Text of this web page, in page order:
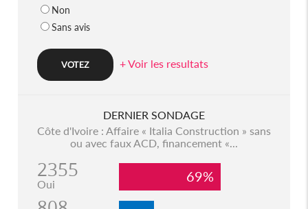
Non
Sans avis
+ Voir les resultats
DERNIER SONDAGE
Côte d'Ivoire : Affaire « Italia Construction » sans
ou avec faux ACD, financement «...
2355
Oui 69%